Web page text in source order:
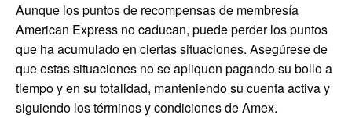
Aunque los puntos de recompensas de membresía
American Express no caducan, puede perder los puntos
que ha acumulado en ciertas situaciones. Asegúrese de
que estas situaciones no se apliquen pagando su bollo a
tiempo y en su totalidad, manteniendo su cuenta activa y
siguiendo los términos y condiciones de Amex.